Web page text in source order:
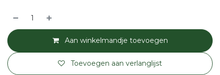
Aan winkelmandje toevoegen
Toevoegen aan verlanglijst